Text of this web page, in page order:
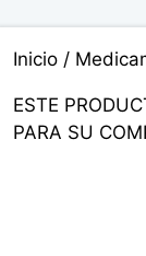
Inicio /
ESTE
PARA SU